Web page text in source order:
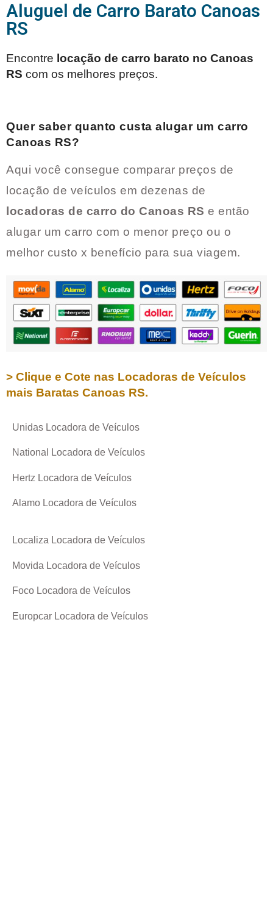
Aluguel de Carro Barato Canoas
RS
Encontre locação de carro barato no Canoas
RS com os melhores preços.
Quer saber quanto custa alugar um carro
Canoas RS?
Aqui você consegue comparar preços de
locação de veículos em dezenas de
locadoras de carro do Canoas RS e então
alugar um carro com o menor preço ou o
melhor custo x benefício para sua viagem.
> Clique e Cote nas Locadoras de Veículos
mais Baratas Canoas RS.
Unidas Locadora de Veículos
National Locadora de Veículos
Hertz Locadora de Veículos
Alamo Locadora de Veículos
Localiza Locadora de Veículos
Movida Locadora de Veículos
Foco Locadora de Veículos
Europcar Locadora de Veículos